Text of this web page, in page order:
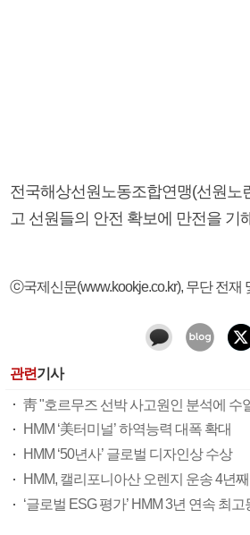
전국해상선원노동조합연맹(선원
고 선원들의 안전 확보에 만전을 기
ⓒ국제신문(www.kookje.co.kr), 무단 전재
관련기사
靑 "호르무즈 선박 사고원인 분석에 수
HMM ‘美터미널’ 하역능력 대폭 확대
HMM ‘50년사’ 글로벌 디자인상 수상
HMM, 캘리포니아산 오렌지 운송 4년째
‘글로벌 ESG 평가’ HMM 3년 연속 최고